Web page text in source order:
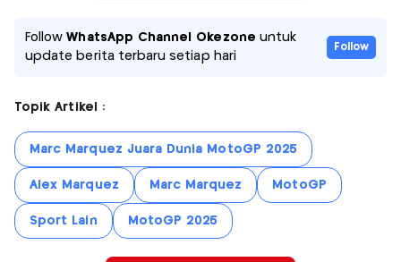
FollowWhatsApp Channel Okezone untuk
update berita terbaru setiap hari
Follow
Topik Artikel :
Marc Marquez Juara Dunia MotoGP 2025
Alex Marquez Marc Marquez MotoGP
Sport Lain MotoGP 2025